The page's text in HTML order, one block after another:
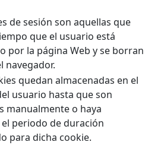
de sesión son aquellas que
que el usuario está
por la página Web y se borran
navegador.
quedan almacenadas en el
usuario hasta que son
manualmente o haya
periodo de duración
para dicha cookie.